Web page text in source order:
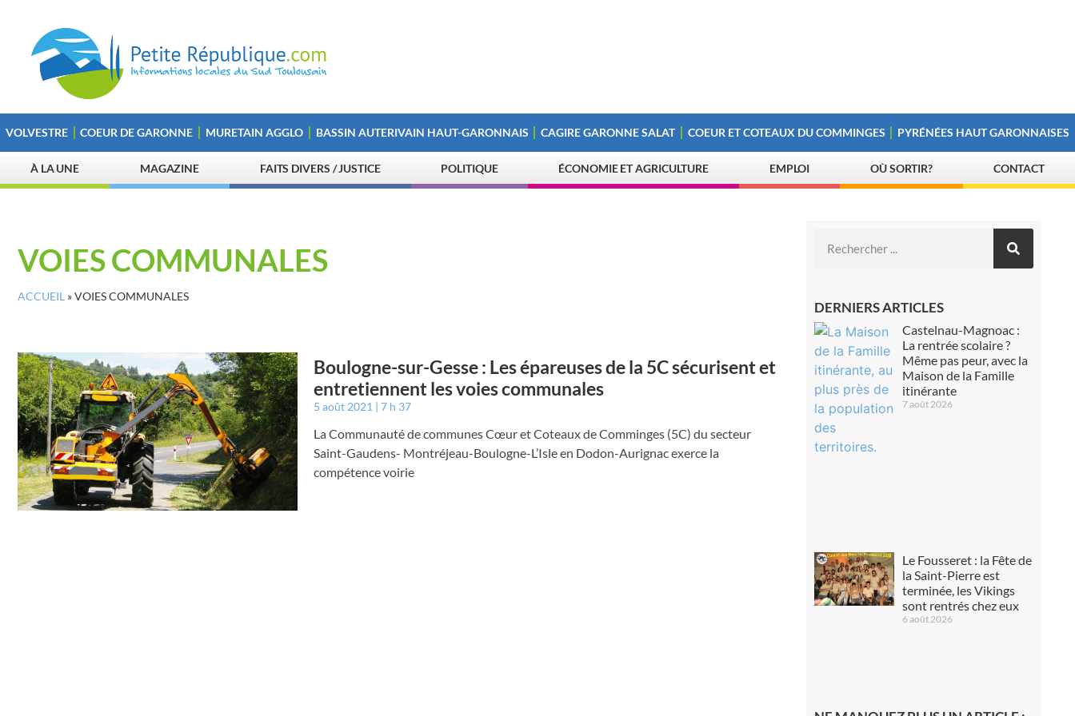
VOLVESTRE COEUR DE GARONNE MURETAIN AGGLO BASSIN AUTERIVAIN HAUT-GARONNAIS CAGIRE GARONNE SALAT COEUR ET COTEAUX DU COMMINGES PYRÉNÉES HAUT GARONNAISES
À LA UNE MAGAZINE FAITS DIVERS / JUSTICE POLITIQUE ÉCONOMIE ET AGRICULTURE EMPLOI OÙ SORTIR? CONTACT
VOIES COMMUNALES
ACCUEIL »VOIES COMMUNALES
Boulogne-sur-Gesse : Les épareuses de la 5C sécurisent et
entretiennent les voies communales
5 août 2021 7 h 37
La Communauté de communes Cœur et Coteaux de Comminges (5C) du secteur
Saint-Gaudens- Montréjeau-Boulogne-L’Isle en Dodon-Aurignac exerce la
compétence voirie
DERNIERS ARTICLES
Castelnau-Magnoac :
La rentrée scolaire ?
Même pas peur, avec la
Maison de la Famille
itinérante
7 août 2026
Le Fousseret : la Fête de
la Saint-Pierre est
terminée, les Vikings
sont rentrés chez eux
6 août 2026